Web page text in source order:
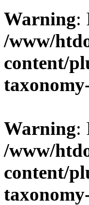
Warning:
/www/
content/
Warning:
/www/
content/